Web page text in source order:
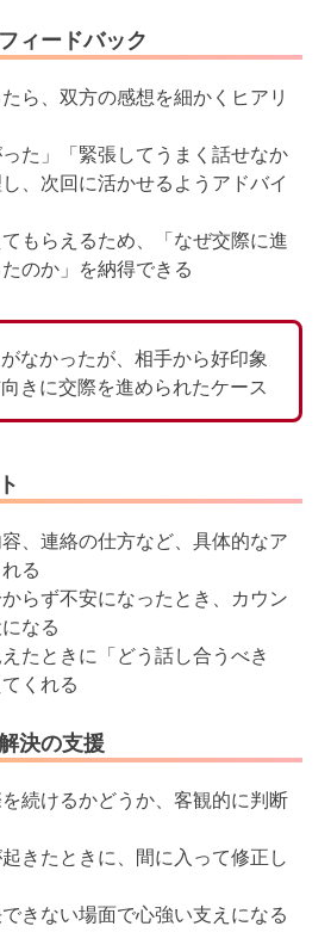
ィードバック
ら、双方の感想を細かくヒアリ
った」「緊張してうまく話せなか
、次回に活かせるようアドバイ
もらえるため、「なぜ交際に進
のか」を納得できる
なかったが、相手から好印象
きに交際を進められたケース
、連絡の仕方など、具体的なア
る
らず不安になったとき、カウン
なる
たときに「どう話し合うべき
くれる
決の支援
続けるかどうか、客観的に判断
きたときに、間に入って修正し
きない場面で心強い支えになる